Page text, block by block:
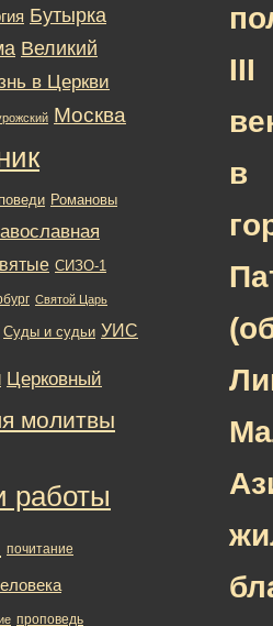
III
в
Бутырка
Великий
в Церкви
Москва
Романовы
СИЗО-1
Святой Царь
Суды и судьи УИС
Церковный
молитвы
работы
почитание
проповедь